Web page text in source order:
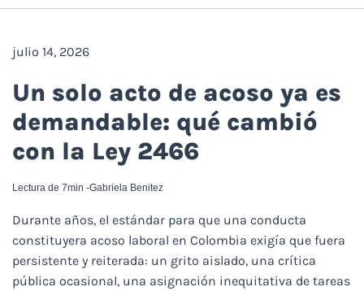
julio 14, 2026
Un solo acto de acoso ya es
demandable: qué cambió
con la Ley 2466
Gabriela Benitez
Lectura de 7min -
Durante años, el estándar para que una conducta
constituyera acoso laboral en Colombia exigía que fuera
persistente y reiterada: un grito aislado, una crítica
pública ocasional, una asignación inequitativa de tareas